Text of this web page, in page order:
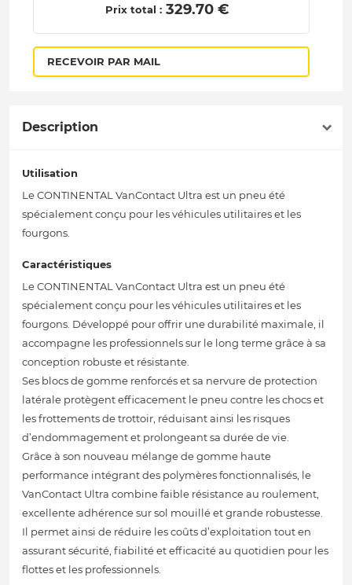
Prix total : 329.70 €
RECEVOIR PAR MAIL
Description
Utilisation
Le CONTINENTAL VanContact Ultra est un pneu été
spécialement conçu pour les véhicules utilitaires et les
fourgons.
Caractéristiques
Le CONTINENTAL VanContact Ultra est un pneu été
spécialement conçu pour les véhicules utilitaires et les
fourgons. Développé pour offrir une durabilité maximale, il
accompagne les professionnels sur le long terme grâce à sa
conception robuste et résistante.
Ses blocs de gomme renforcés et sa nervure de protection
latérale protègent efficacement le pneu contre les chocs et
les frottements de trottoir, réduisant ainsi les risques
d’endommagement et prolongeant sa durée de vie.
Grâce à son nouveau mélange de gomme haute
performance intégrant des polymères fonctionnalisés, le
VanContact Ultra combine faible résistance au roulement,
excellente adhérence sur sol mouillé et grande robustesse.
Il permet ainsi de réduire les coûts d’exploitation tout en
assurant sécurité, fiabilité et efficacité au quotidien pour les
flottes et les professionnels.